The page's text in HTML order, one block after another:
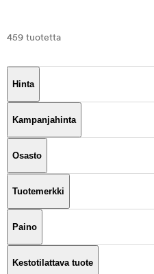
459 tuotetta
Hinta
Kampanjahinta
Osasto
Tuotemerkki
Paino
Kestotilattava tuote